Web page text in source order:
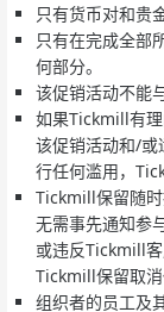
只有货币对和贵
只有在完成全部
何部分。
该促销活动不能
如果Tickmill有
该促销活动和/
行任何滥用，
Tickmill保留随时
无需事先通知参
或违反Tickmill客
Tickmill保留取消
组织者的员工及